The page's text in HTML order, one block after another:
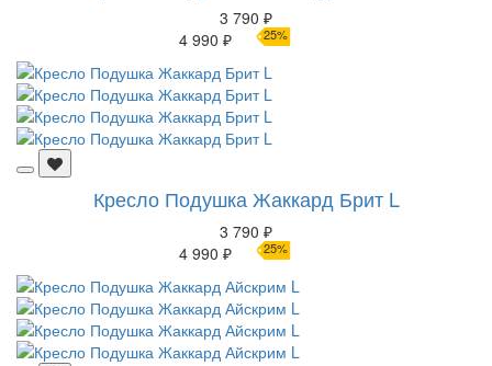
3 790 ₽
4 990 ₽
25%
Кресло Подушка Жаккард Брит L
3 790 ₽
4 990 ₽
25%